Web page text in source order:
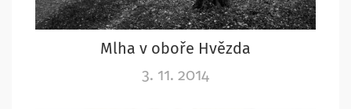
Mlha v oboře Hvězda
3. 11. 2014